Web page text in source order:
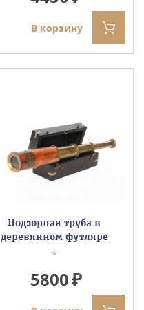
В корзину
Подзорная труба в
деревянном футляре
*
5800